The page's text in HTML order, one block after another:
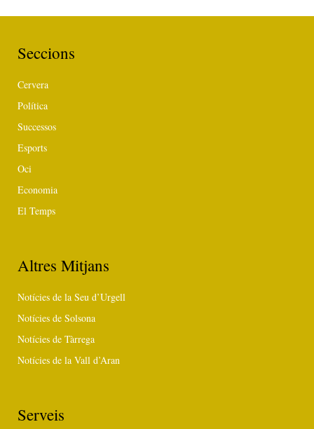
Seccions
Cervera
Política
Successos
Esports
Oci
Economia
El Temps
Altres Mitjans
Notícies de la Seu d’Urgell
Notícies de Solsona
Notícies de Tàrrega
Notícies de la Vall d’Aran
Serveis